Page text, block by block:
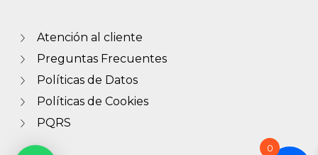
Atención al cliente
Preguntas Frecuentes
Políticas de Datos
Políticas de Cookies
PQRS
0